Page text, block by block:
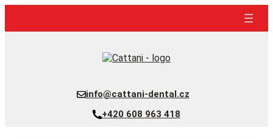
obsah
info@cattani-dental.cz
+420 608 963 418